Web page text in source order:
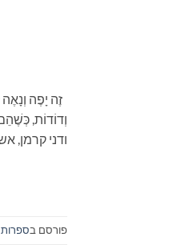
זֶה יָפֶה
וְדוֹדוֹת,
ודני קרמן,
פורסם בספרות